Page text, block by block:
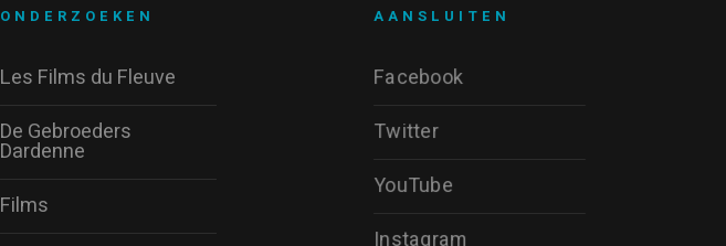
AANSLUITEN
Facebook
Twitter
YouTube
Instagram
ONDERZOEKEN
Les Films du Fleuve
De Gebroeders
Dardenne
Films